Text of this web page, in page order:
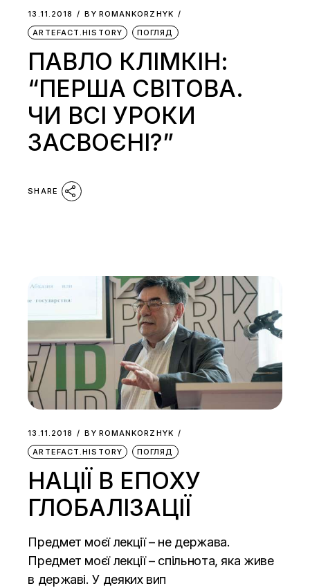
13.11.2018 BY ROMANKORZHYK
ARTEFACT.HISTORY
ПОГЛЯД
ПАВЛО КЛІМКІН:
“ПЕРША СВІТОВА.
ЧИ ВСІ УРОКИ
ЗАСВОЄНІ?”
SHARE
13.11.2018 BY ROMANKORZHYK
ARTEFACT.HISTORY
ПОГЛЯД
НАЦІЇ В ЕПОХУ
ГЛОБАЛІЗАЦІЇ
Предмет моєї лекції – не держава.
Предмет моєї лекції – спільнота, яка живе
в державі. У деяких вип